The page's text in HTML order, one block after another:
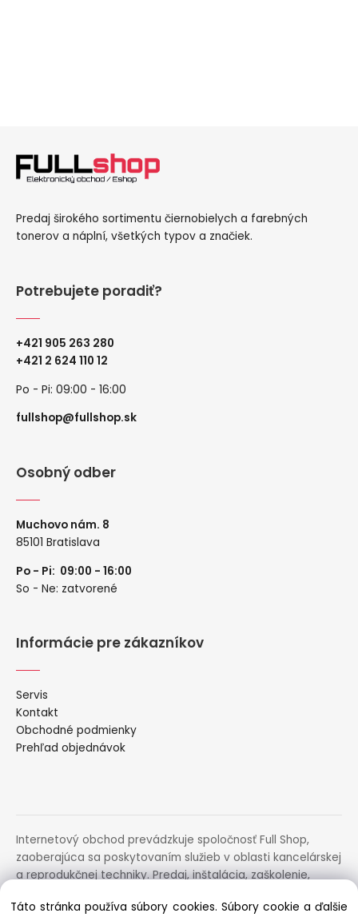
Predaj širokého sortimentu čiernobielych a farebných
tonerov a náplní, všetkých typov a značiek.
Potrebujete poradiť?
+421 905 263 280
+421 2 624 110 12
Po - Pi: 09:00 - 16:00
fullshop@fullshop.sk
Osobný odber
Muchovo nám. 8
85101 Bratislava
Po - Pi: 09:00 - 16:00
So - Ne: zatvorené
Informácie pre zákazníkov
Servis
Kontakt
Obchodné podmienky
Prehľad objednávok
Internetový obchod prevádzkuje spoločnosť Full Shop,
zaoberajúca sa poskytovaním služieb v oblasti kancelárskej
a reprodukčnej techniky. Predaj, inštalácia, zaškolenie,
zariadení.
Táto stránka používa súbory cookies. Súbory cookie a ďalšie